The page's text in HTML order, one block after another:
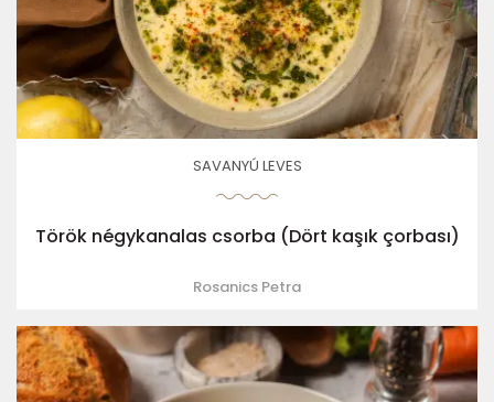
SAVANYÚ LEVES
Török négykanalas csorba (Dört kaşık çorbası)
Rosanics Petra